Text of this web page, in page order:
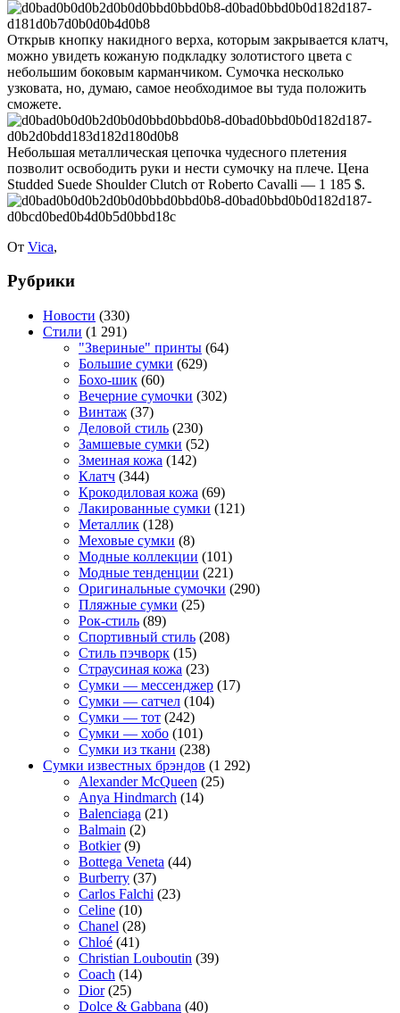
Открыв кнопку накидного верха, которым закрывается клатч,
можно увидеть кожаную подкладку золотистого цвета с
небольшим боковым карманчиком. Сумочка несколько
узковата, но, думаю, самое необходимое вы туда положить
сможете.
Небольшая металлическая цепочка чудесного плетения
позволит освободить руки и нести сумочку на плече. Цена
Studded Suede Shoulder Clutch от Roberto Cavalli — 1 185 $.
От Vica,
Рубрики
Новости (330)
Стили (1 291)
"Звериные" принты (64)
Большие сумки (629)
Бохо-шик (60)
Вечерние сумочки (302)
Винтаж (37)
Деловой стиль (230)
Замшевые сумки (52)
Змеиная кожа (142)
Клатч (344)
Крокодиловая кожа (69)
Лакированные сумки (121)
Металлик (128)
Меховые сумки (8)
Модные коллекции (101)
Модные тенденции (221)
Оригинальные сумочки (290)
Пляжные сумки (25)
Рок-стиль (89)
Спортивный стиль (208)
Стиль пэчворк (15)
Страусиная кожа (23)
Сумки — мессенджер (17)
Сумки — сатчел (104)
Сумки — тот (242)
Сумки — хобо (101)
Сумки из ткани (238)
Сумки известных брэндов (1 292)
Alexander McQueen (25)
Anya Hindmarch (14)
Balenciaga (21)
Balmain (2)
Botkier(9)
Bottega Veneta (44)
Burberry (37)
Carlos Falchi (23)
Celine (10)
Chanel (28)
Chloé (41)
Christian Louboutin (39)
Coach (14)
Dior(25)
Dolce & Gabbana (40)